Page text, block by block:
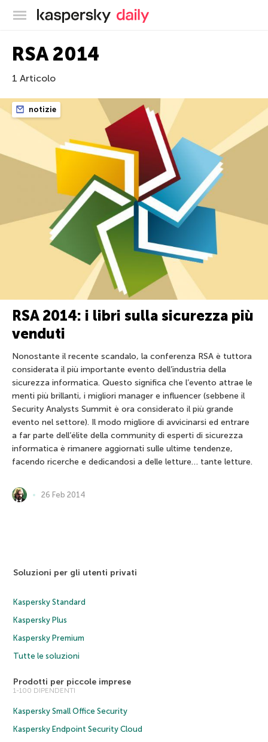
Blog ufficiale di Kaspersky
RSA 2014
1 Articolo
notizie
RSA 2014: i libri sulla sicurezza più
venduti
Nonostante il recente scandalo, la conferenza RSA è tuttora
considerata il più importante evento dell’industria della
sicurezza informatica. Questo significa che l’evento attrae le
menti più brillanti, i migliori manager e influencer (sebbene il
Security Analysts Summit è ora considerato il più grande
evento nel settore). Il modo migliore di avvicinarsi ed entrare
a far parte dell’élite della community di esperti di sicurezza
informatica è rimanere aggiornati sulle ultime tendenze,
facendo ricerche e dedicandosi a delle letture… tante letture.
26 Feb 2014
Soluzioni per gli utenti privati
Kaspersky Standard
Kaspersky Plus
Kaspersky Premium
Tutte le soluzioni
Prodotti per piccole imprese
1-100 DIPENDENTI
Kaspersky Small Office Security
Kaspersky Endpoint Security Cloud